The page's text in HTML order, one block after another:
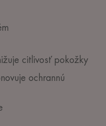
citlivosť pokožky
ochrannú